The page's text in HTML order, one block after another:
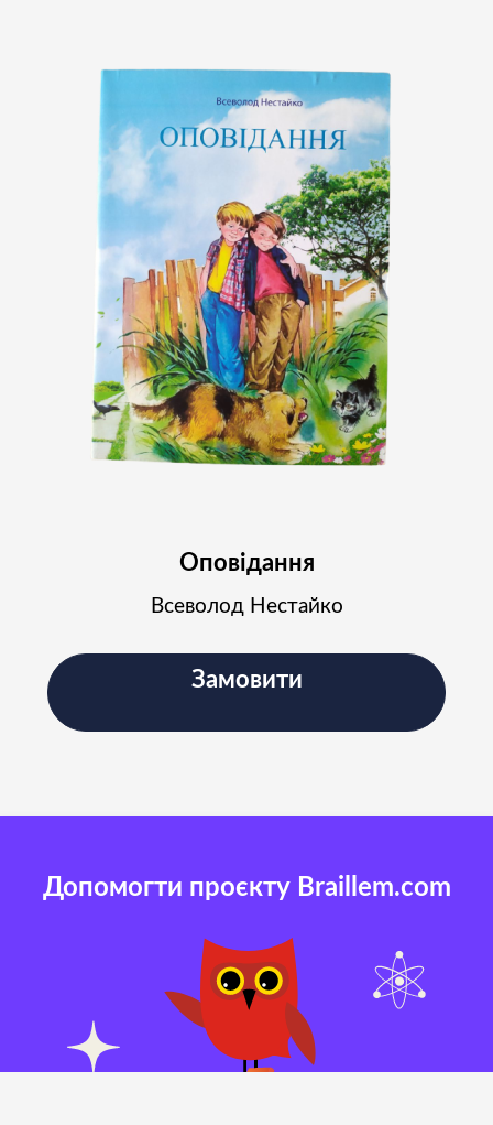
Оповідання
Всеволод Нестайко
Замовити
Допомогти проєкту Braillem.com